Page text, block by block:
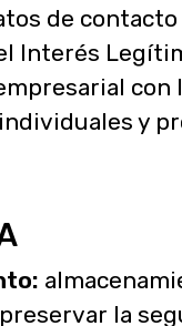
de
Interés
y
la